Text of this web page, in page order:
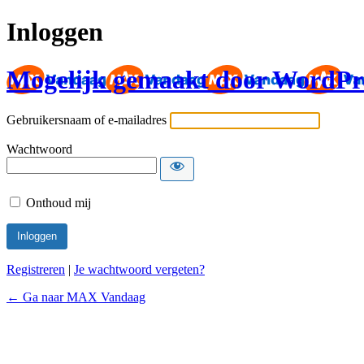
Inloggen
Mogelijk gemaakt door
Gebruikersnaam of e-mailadres
Wachtwoord
Onthoud mij
Registreren | Je wachtwoord vergeten?
← Ga naar MAX Vandaag